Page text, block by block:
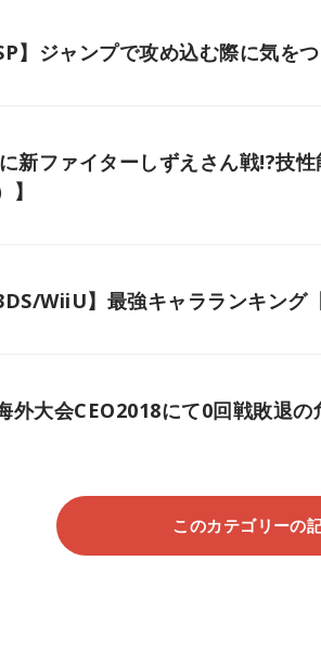
】ジャンプで攻め込む際に気を
新ファイターしずえさん戦!?技
】
WiiU】最強キャラランキング
外大会CEO2018にて0回戦敗退の
このカテゴリーの